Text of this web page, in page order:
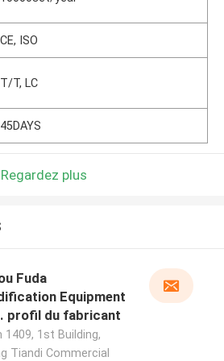
CE, ISO
T/T, LC
45DAYS
Regardez plus
Fuda
Equipment
profil du fabricant
1409, 1st Building,
Tiandi Commercial